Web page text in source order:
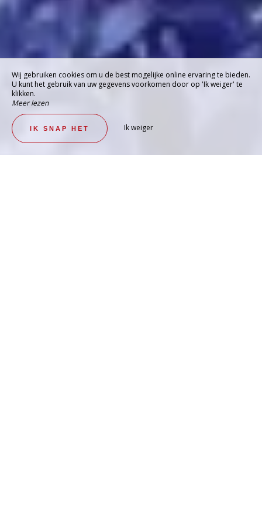
Wij gebruiken cookies om u de best mogelijke online ervaring te bieden.
U kunt het gebruik van uw gegevens voorkomen door op 'Ik weiger' te
klikken.
Meer lezen
IK SNAP HET Ik weiger